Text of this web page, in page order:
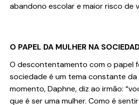
abandono escolar e maior risco de
O PAPEL DA MULHER NA
O descontentamento com o papel
sociedade é um tema constante da
momento, Daphne, diz ao irmão:
que é ser uma mulher. Como é